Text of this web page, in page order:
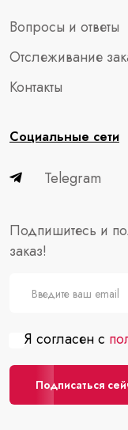
Вопросы и ответы
Отслеживание
Контакты
Социальные сети
Telegram
Подпишитесь и
заказ!
Я согласен с
Подписаться